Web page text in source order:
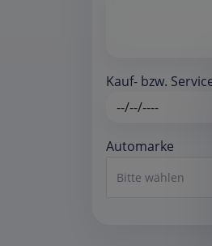
Kauf- bzw.
Automarke
Bitte wählen